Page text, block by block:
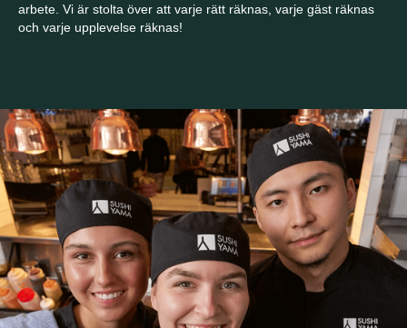
arbete. Vi är stolta över att varje rätt räknas, varje gäst räknas
och varje upplevelse räknas!